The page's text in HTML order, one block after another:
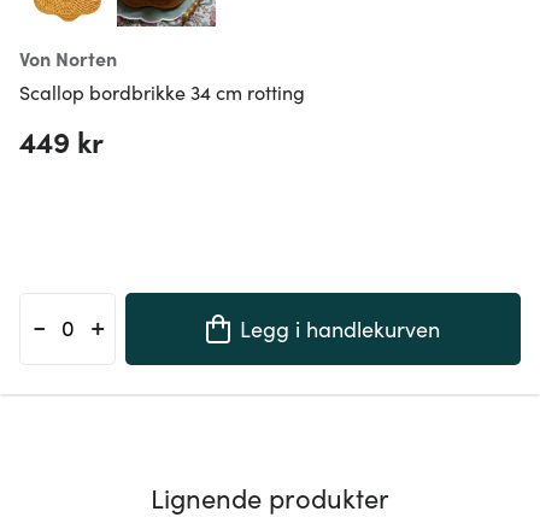
Von Norten
Scallop bordbrikke 34 cm rotting
449 kr
- + Legg i handlekurven
Lignende produkter